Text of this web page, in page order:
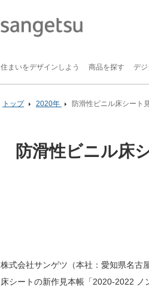
住まいをデザインしよう 商品を探す デ
トップ 2020年 防滑性ビニル床シート
防滑性ビニル床
株式会社サンゲツ（本社：愛知県名古
床シートの新作見本帳「2020-2022 ノ